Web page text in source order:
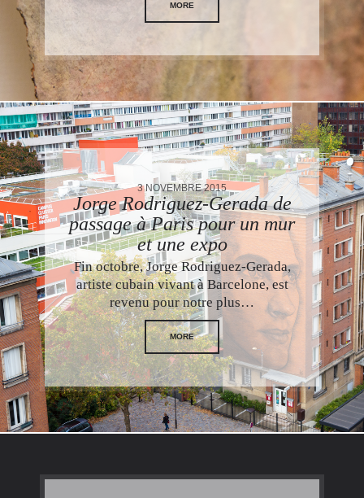
MORE
3 NOVEMBRE 2015
Jorge Rodriguez-Gerada de
passage à Paris pour un mur
et une expo
Fin octobre, Jorge Rodriguez-Gerada,
artiste cubain vivant à Barcelone, est
revenu pour notre plus…
MORE